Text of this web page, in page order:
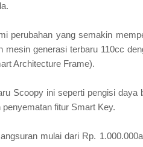
perubahan yang semakin
generasi terbaru 110cc
Architecture Frame).
Scoopy ini seperti pengisi daya
fitur Smart Key.
mulai dari Rp.